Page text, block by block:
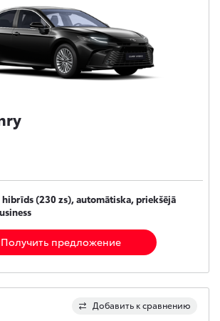
hibrīds (230 zs), automātiska, priekšējā
Получить предложение
Добавить к сравнению